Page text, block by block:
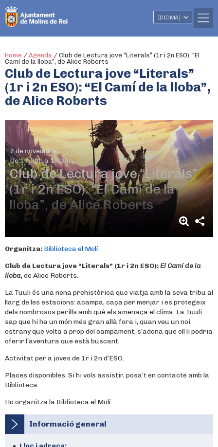
IDIOMA ▼
Home / Agenda / Club de Lectura jove “Literals” (1r i 2n ESO): “El
Camí de la lloba”, de Alice Roberts
Club de Lectura jove “Literals”
(1r i 2n ESO): “El Camí de la lloba”,
de Alice Roberts
7 de novembre
De 17.30h a 18.30h
Club de Lectura jove “Literals”
(1r i 2n ESO): “El Camí de la
lloba”, de Alice Roberts
Organitza: Biblioteca el Molí
Club de Lectura jove “Literals” (1r i 2n ESO):El Camí de la
lloba,de Alice Roberts.
La Tuuli és una nena prehistòrica que viatja amb la seva tribu al
llarg de les estacions: acampa, caça per menjar i es protegeix
dels nombrosos perills amb què els amenaça el clima. La Tuuli
sap que hi ha un món més gran allà fora i, quan veu un noi
estrany que volta a prop del campament, s’adona que ell li podria
oferir l’aventura que està buscant.
Activitat per a joves de 1r i 2n d’ESO.
Places disponibles. Si hi vols assistir, posa’t en contacte amb la
Biblioteca.
Ho organitza la Biblioteca el Molí.
Informació general